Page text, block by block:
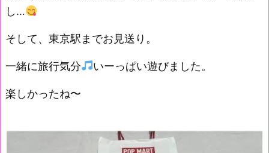
し…
そして、東京駅までお見送り。
一緒に旅行気分 いーっぱい遊びました。
楽しかったね〜